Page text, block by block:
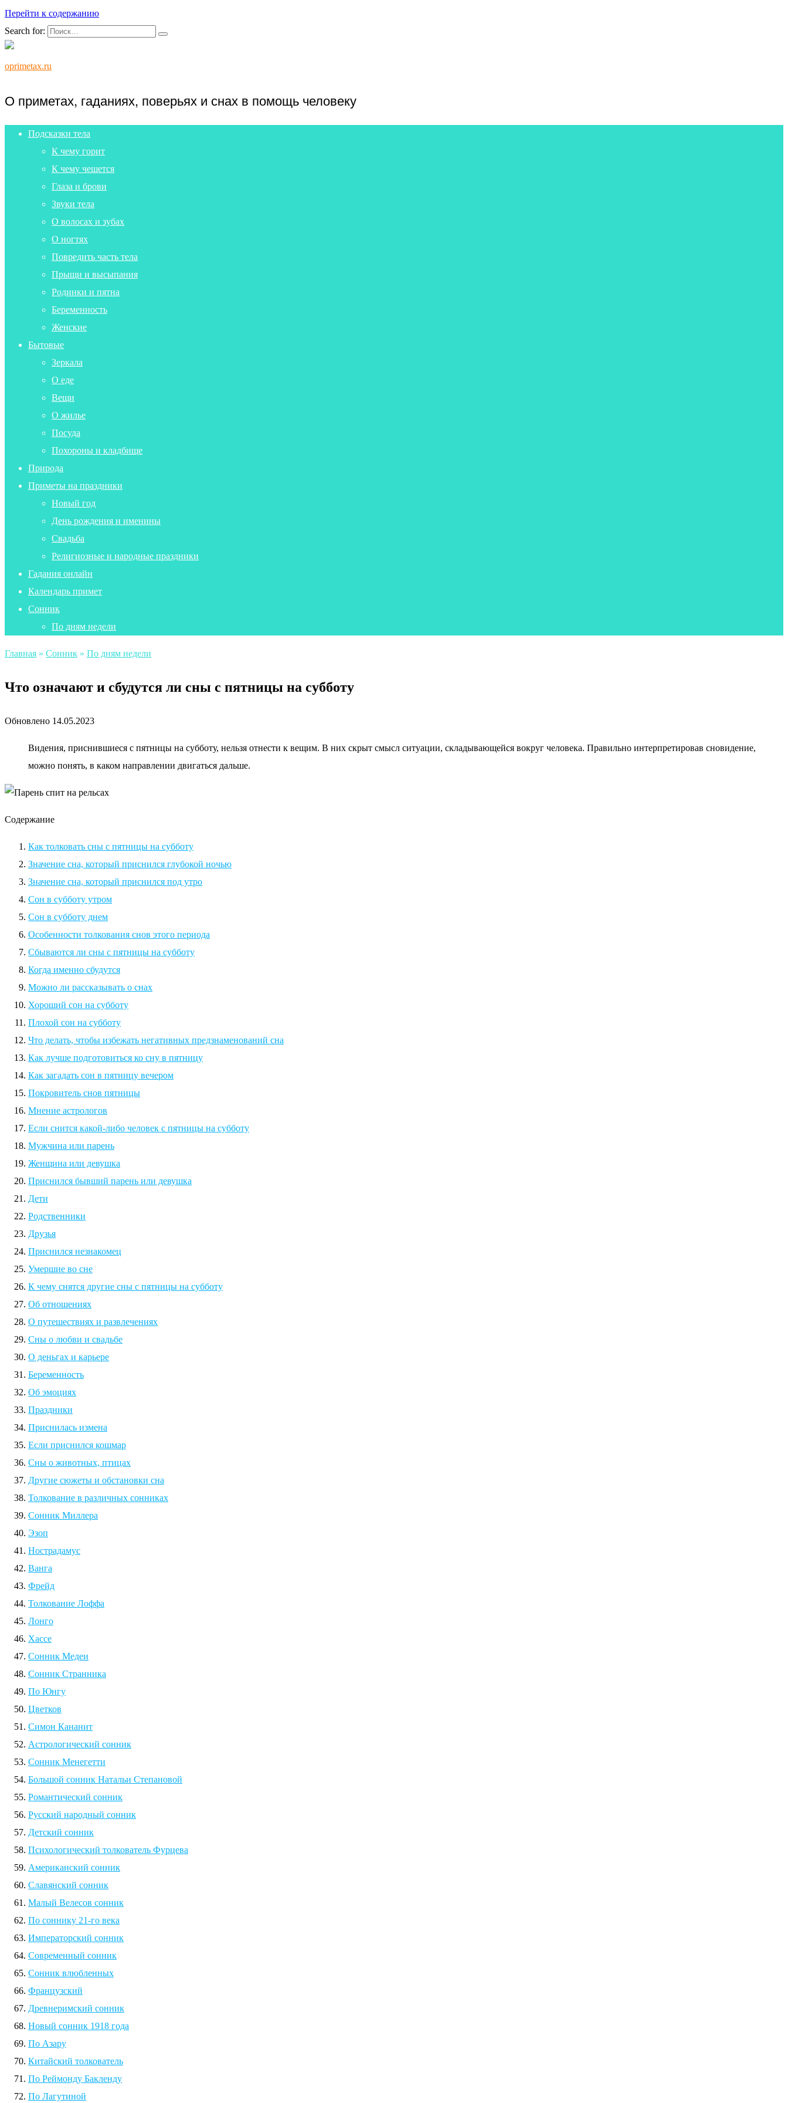
Перейти к содержанию
Search for:
oprimetax.ru
О приметах, гаданиях, поверьях и снах в помощь человеку
Подсказки тела
К чему горит
К чему чешется
Глаза и брови
Звуки тела
О волосах и зубах
О ногтях
Повредить часть тела
Прыщи и высыпания
Родинки и пятна
Беременность
Женские
Бытовые
Зеркала
О еде
Вещи
О жилье
Посуда
Похороны и кладбище
Природа
Приметы на праздники
Новый год
День рождения и именины
Свадьба
Религиозные и народные праздники
Гадания онлайн
Календарь примет
Сонник
По дням недели
Главная » Сонник » По дням недели
Что означают и сбудутся ли сны с пятницы на субботу
Обновлено 14.05.2023
Видения, приснившиеся с пятницы на субботу, нельзя отнести к вещим. В них скрыт смысл ситуации, складывающейся вокруг человека. Правильно интерпретировав сновидение,
можно понять, в каком направлении двигаться дальше.
Содержание
Как толковать сны с пятницы на субботу
Значение сна, который приснился глубокой ночью
Значение сна, который приснился под утро
Сон в субботу утром
Сон в субботу днем
Особенности толкования снов этого периода
Сбываются ли сны с пятницы на субботу
Когда именно сбудутся
Можно ли рассказывать о снах
Хороший сон на субботу
Плохой сон на субботу
Что делать, чтобы избежать негативных предзнаменований сна
Как лучше подготовиться ко сну в пятницу
Как загадать сон в пятницу вечером
Покровитель снов пятницы
Мнение астрологов
Если снится какой-либо человек с пятницы на субботу
Мужчина или парень
Женщина или девушка
Приснился бывший парень или девушка
Дети
Родственники
Друзья
Приснился незнакомец
Умершие во сне
К чему снятся другие сны с пятницы на субботу
Об отношениях
О путешествиях и развлечениях
Сны о любви и свадьбе
О деньгах и карьере
Беременность
Об эмоциях
Праздники
Приснилась измена
Если приснился кошмар
Сны о животных, птицах
Другие сюжеты и обстановки сна
Толкование в различных сонниках
Сонник Миллера
Эзоп
Нострадамус
Ванга
Фрейд
Толкование Лоффа
Лонго
Хассе
Сонник Медеи
Сонник Странника
По Юнгу
Цветков
Симон Кананит
Астрологический сонник
Сонник Менегетти
Большой сонник Натальи Степановой
Романтический сонник
Русский народный сонник
Детский сонник
Психологический толкователь Фурцева
Американский сонник
Славянский сонник
Малый Велесов сонник
По соннику 21-го века
Императорский сонник
Современный сонник
Сонник влюбленных
Французский
Древнеримский сонник
Новый сонник 1918 года
По Азару
Китайский толкователь
По Реймонду Бакленду
По Лагутиной